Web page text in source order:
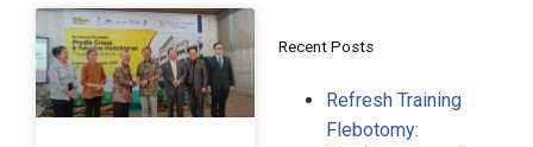
Recent Posts
Refresh Training
Flebotomy: